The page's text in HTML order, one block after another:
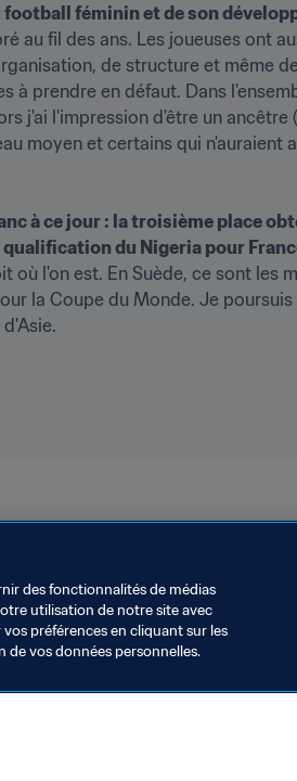
féminin et de son
au fil des ans. Les joueuses ont
de structure et même
à prendre en défaut. Dans
j'ai l'impression d'être un
moyen et certains qui n'auraient
à ce jour : la troisième place
du Nigeria pour
où l'on est. En Suède, ce sont les
la Coupe du Monde. Je
des fonctionnalités de médias
utilisation de notre site avec
préférences en cliquant sur les
de vos données personnelles.